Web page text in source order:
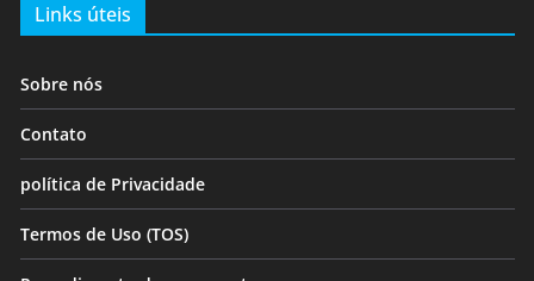
Links úteis
Sobre nós
Contato
política de Privacidade
Termos de Uso (TOS)